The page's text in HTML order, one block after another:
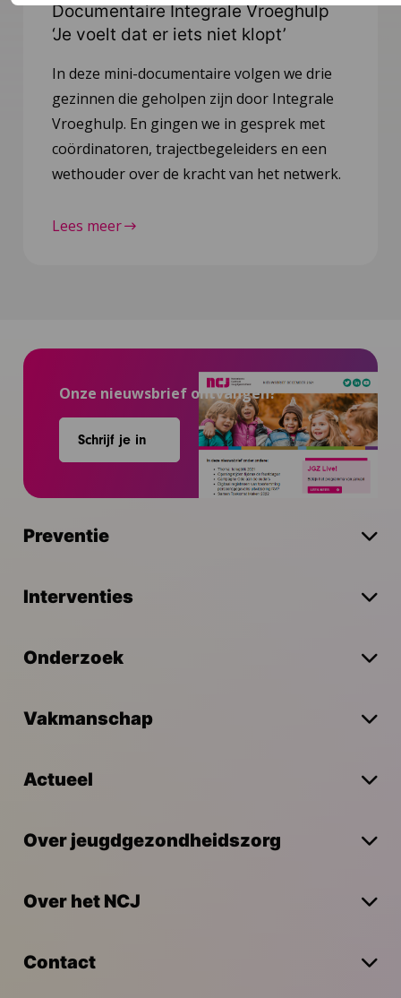
Documentaire Integrale Vroeghulp
‘Je voelt dat er iets niet klopt’
In deze mini-documentaire volgen we drie
gezinnen die geholpen zijn door Integrale
Vroeghulp. En gingen we in gesprek met
coördinatoren, trajectbegeleiders en een
wethouder over de kracht van het netwerk.
Lees meer
Onze nieuwsbrief ontvangen?
Schrijf je in
Preventie
Interventies
Onderzoek
Vakmanschap
Actueel
Over jeugdgezondheidszorg
Over het NCJ
Contact